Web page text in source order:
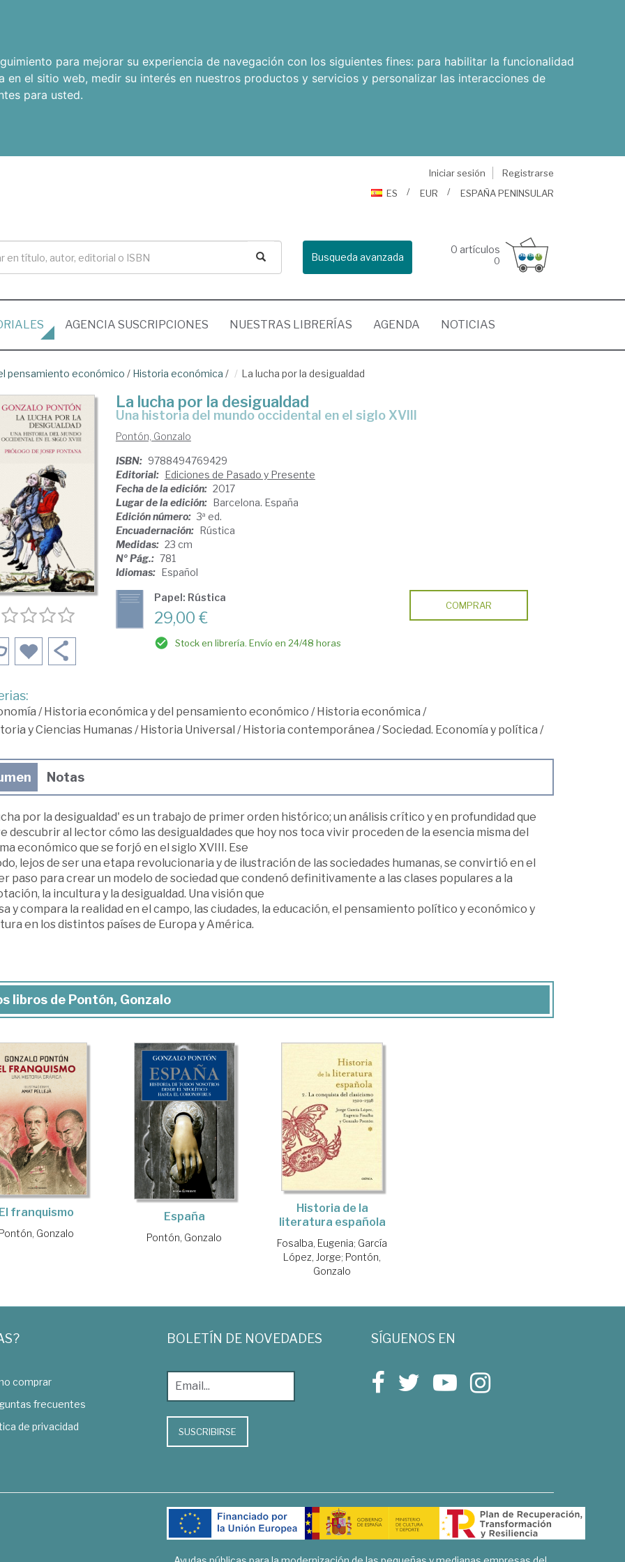
para mejorar su experiencia de navegación con los siguientes fines: para habilitar la funcionalidad
en el sitio web, medir su interés en nuestros productos y servicios y personalizar las interacciones de
para usted.
Iniciar sesión
Registrarse
ES
EUR ESPAÑA PENINSULAR
Busqueda avanzada
0 artículos
0
AGENCIA SUSCRIPCIONES NUESTRAS LIBRERÍAS AGENDA NOTICIAS
pensamiento económico / Historia económica / La lucha por la desigualdad
La lucha por la desigualdad
una historia del mundo occidental en el siglo XVIII
Pontón, Gonzalo
ISBN: 9788494769429
Editorial: Ediciones de Pasado y Presente
Fecha de la edición: 2017
Lugar de la edición: Barcelona. España
Edición número: 3ª ed.
Encuadernación: Rústica
Medidas: 23 cm
Nº Pág.: 781
Idiomas: Español
Papel: Rústica
29,00 €
Stock en librería. Envío en 24/48 horas
COMPRAR
/Historia económica y del pensamiento económico /Historia económica /
y Ciencias Humanas/Historia Universal /Historia contemporánea /Sociedad. Economía y política /
Notas
por la desigualdad' es un trabajo de primer orden histórico; un análisis crítico y en profundidad que
descubrir al lector cómo las desigualdades que hoy nos toca vivir proceden de la esencia misma del
económico que se forjó en el siglo XVIII. Ese
lejos de ser una etapa revolucionaria y de ilustración de las sociedades humanas, se convirtió en el
paso para crear un modelo de sociedad que condenó definitivamente a las clases populares a la
la incultura y la desigualdad. Una visión que
y compara la realidad en el campo, las ciudades, la educación, el pensamiento político y económico y
en los distintos países de Europa y América.
libros de Pontón, Gonzalo
franquismo
Gonzalo
España
Pontón, Gonzalo
Historia de la
literatura española
Fosalba, Eugenia; García
López, Jorge; Pontón,
Gonzalo
comprar
frecuentes
de privacidad
BOLETÍN DE NOVEDADES
SUSCRIBIRSE
SÍGUENOS EN